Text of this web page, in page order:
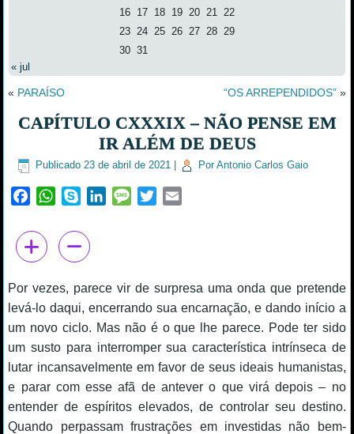
16 17 18 19 20 21
22
23 24 25 26 27 28
29
30 31
« jul
« PARAÍSO “OS ARREPENDIDOS”»
CAPÍTULO CXXXIX – NÃO PENSE EM
IR ALÉM DE DEUS
Publicado 23 de abril de 2021 Por Antonio Carlos Gaio
FacebookWhatsApp
Skype LinkedInMessage
Twitter
Por vezes, parece vir de surpresa uma onda que pretende
levá-lo daqui, encerrando sua encarnação, e dando início a
um novo ciclo. Mas não é o que lhe parece. Pode ter sido
um susto para interromper sua característica intrínseca de
lutar incansavelmente em favor de seus ideais humanistas,
e parar com esse afã de antever o que virá depois – no
entender de espíritos elevados, de controlar seu destino.
Quando perpassam frustrações em investidas não bem-